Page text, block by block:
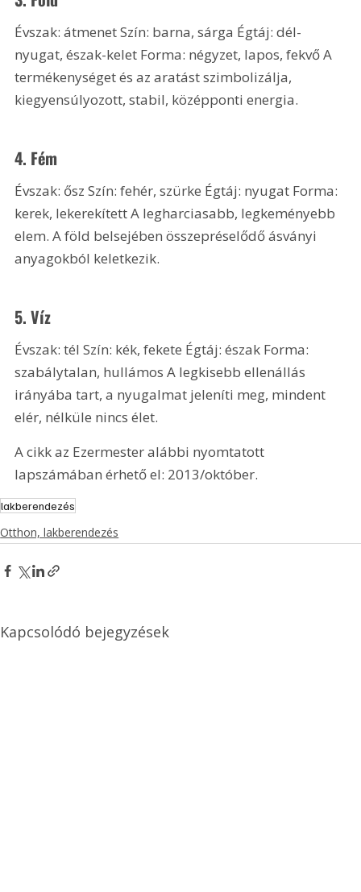
Évszak: átmenet Szín: barna, sárga Égtáj: dél-
nyugat, észak-kelet Forma: négyzet, lapos, fekvő A
termékenységet és az aratást szimbolizálja,
kiegyensúlyozott, stabil, középponti energia.
4. Fém
Évszak: ősz Szín: fehér, szürke Égtáj: nyugat Forma:
kerek, lekerekített A legharciasabb, legkeményebb
elem. A föld belsejében összepréselődő ásványi
anyagokból keletkezik.
5. Víz
Évszak: tél Szín: kék, fekete Égtáj: észak Forma:
szabálytalan, hullámos A legkisebb ellenállás
irányába tart, a nyugalmat jeleníti meg, mindent
elér, nélküle nincs élet.
A cikk az Ezermester alábbi nyomtatott
lapszámában érhető el: 2013/október.
lakberendezés
Otthon, lakberendezés
Kapcsolódó bejegyzések